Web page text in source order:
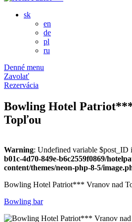
sk
en
de
pl
ru
Denné menu
Zavolať
Rezervácia
Bowling Hotel
Topľou
Warning: Undefined variable $post_ID
b01c-4d70-849e-b6c2559f0869/
content/themes/neon-php-8-5/
Bowling Hotel Patriot*** Vranov nad
Bowling bar